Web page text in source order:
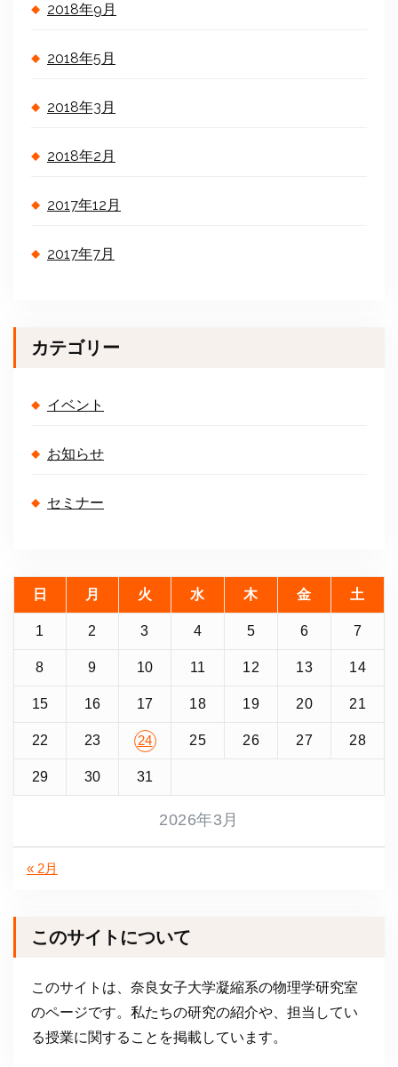
2018年9月
2018年5月
2018年3月
2018年2月
2017年12月
2017年7月
カテゴリー
イベント
お知らせ
セミナー
2026年3月
日 月 火 水 木 金 土
1 2 3 4 5 6 7
8 9 10 11 12 13 14
15 16 17 18 19 20 21
22 23 24 25 26 27 28
29 30 31
« 2月
このサイトについて
このサイトは、奈良女子大学凝縮系の物理学研究室
のページです。私たちの研究の紹介や、担当してい
る授業に関することを掲載しています。